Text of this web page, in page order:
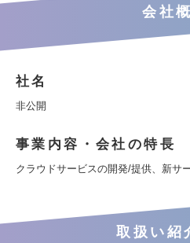
会社
社名
非公開
事業内容・会社の特長
クラウドサービスの開発/提供、新サ
取扱い紹